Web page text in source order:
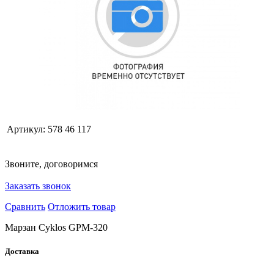
Артикул: 578 46 117
Звоните, договоримся
Заказать звонок
Сравнить Отложить товар
Марзан Cyklos GPM-320
Доставка